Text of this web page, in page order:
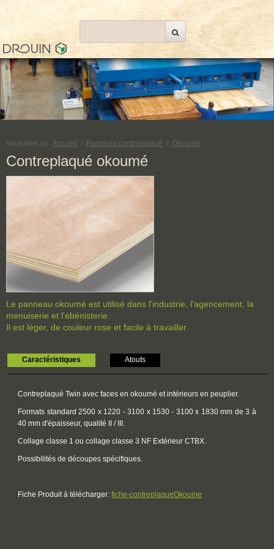
Vous êtes ici : Accueil / Panneau contreplaqué / Okoumé
Contreplaqué okoumé
Le panneau okoumé est utilisé dans l'industrie, l'agencement, la
menuiserie et l'ébénisterie.
Il est léger, de couleur rose et facile à travailler.
Caractéristiques Atouts
Contreplaqué Twin avec faces en okoumé et intérieurs en peuplier.
Formats standard 2500 x 1220 - 3100 x 1530 - 3100 x 1830 mm de 3 à
40 mm d'épaisseur, qualité II / III.
Collage classe 1 ou collage classe 3 NF Extérieur CTBX.
Possibilités de découpes spécifiques.
Fiche Produit à télécharger:fiche-contreplaqueOkoume